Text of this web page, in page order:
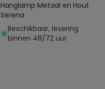
Hanglamp Metaal en Hout
Serena
Beschikbaar, levering
binnen 48/72 uur